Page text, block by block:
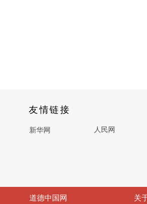
人民网
新华网
友情链接
道德中国网 关